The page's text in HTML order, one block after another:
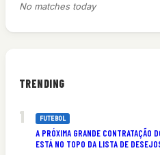
No matches today
TRENDING
FUTEBOL
A PRÓXIMA GRANDE CONTRATAÇÃO
ESTÁ NO TOPO DA LISTA DE